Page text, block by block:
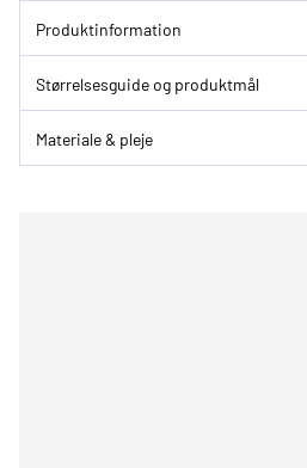
Produktinformation
Størrelsesguide og produktmål
Materiale & pleje